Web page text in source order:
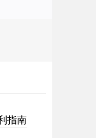
指南